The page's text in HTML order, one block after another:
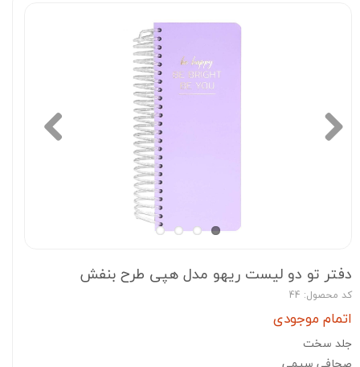
دفتر تو دو لیست ریهو مدل هپی طرح بنفش
کد محصول: 44
اتمام موجودی
جلد سخت